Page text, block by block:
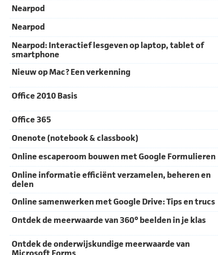
Nearpod
Nearpod
Nearpod: Interactief lesgeven op laptop, tablet of
smartphone
Nieuw op Mac? Een verkenning
Office 2010 Basis
Office 365
Onenote (notebook & classbook)
Online escaperoom bouwen met Google Formulieren
Online informatie efficiënt verzamelen, beheren en
delen
Online samenwerken met Google Drive: Tips en trucs
Ontdek de meerwaarde van 360° beelden in je klas
Ontdek de onderwijskundige meerwaarde van